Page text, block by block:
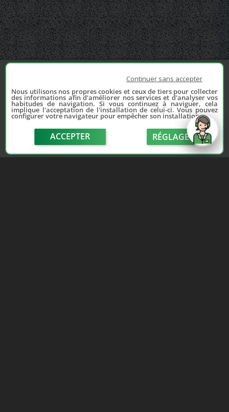
Continuer sans accepter
Nous utilisons nos propres cookies et ceux de tiers pour collecter
des informations afin d'améliorer nos services et d'analyser vos
habitudes de navigation. Si vous continuez à naviguer, cela
implique l'acceptation de l'installation de celui-ci. Vous pouvez
configurer votre navigateur pour empêcher son installation.
ACCEPTER RÉGLAGE